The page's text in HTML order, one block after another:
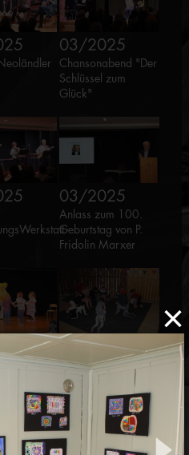
×
03/2025
Chansonabend "Der
Schlüssel zum
Glück"
03/2025
Anlass zum 100.
Geburtstag von P.
Fridolin Marxer
04/2025
Zirkusworkshop